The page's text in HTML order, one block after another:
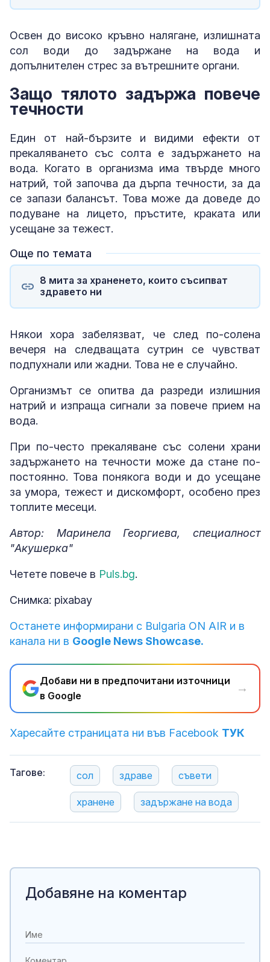
Освен до високо кръвно налягане, излишната
сол води до задържане на вода и
допълнителен стрес за вътрешните органи.
Защо тялото задържа повече
течности
Един от най-бързите и видими ефекти от
прекаляването със солта е задържането на
вода. Когато в организма има твърде много
натрий, той започва да дърпа течности, за да
се запази балансът. Това може да доведе до
подуване на лицето, пръстите, краката или
усещане за тежест.
Още по темата
8 мита за храненето, които съсипват
здравето ни
Някои хора забелязват, че след по-солена
вечеря на следващата сутрин се чувстват
подпухнали или жадни. Това не е случайно.
Организмът се опитва да разреди излишния
натрий и изпраща сигнали за повече прием на
вода.
При по-често прекаляване със солени храни
задържането на течности може да стане по-
постоянно. Това понякога води и до усещане
за умора, тежест и дискомфорт, особено през
топлите месеци.
Автор: Маринела Георгиева, специалност
"Акушерка"
Четете повече в Puls.bg.
Снимка: pixabay
Останете информирани с Bulgaria ON AIR и в
канала ни в Google News Showcase.
Добави ни в предпочитани източници
в Google
→
Харесайте страницата ни във Facebook ТУК
Тагове: сол здраве съвети
хранене задържане на вода
Добавяне на коментар